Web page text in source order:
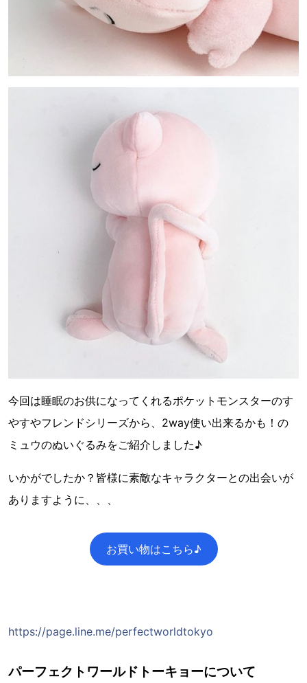
今回は睡眠のお供になってくれるポケットモンスターのす
やすやフレンドシリーズから、2way使い出来るかも！の
ミュウのぬいぐるみをご紹介しました♪
いかがでしたか？皆様に素敵なキャラクターとの出会いが
ありますように、、、
お買い物はこちら♪
https://page.line.me/perfectworldtokyo
パーフェクトワールドトーキョーについて